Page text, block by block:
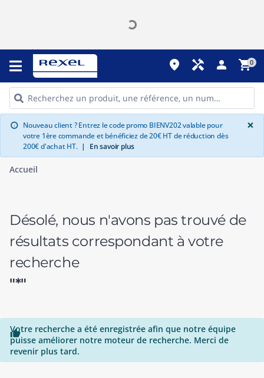
place handyman person shopping_cart0
info Nouveau client ? Entrez le code promo BIENV202 valable pour
votre 1ère commande et bénéficiez de 20€ HT de réduction dès
200€ d'achat HT. | En savoir plus
×
Accueil
Désolé, nous n'avons pas trouvé de
résultats correspondant à votre
recherche
"*"

Votre recherche a été enregistrée afin que notre équipe
puisse améliorer notre moteur de recherche. Merci de
revenir plus tard.